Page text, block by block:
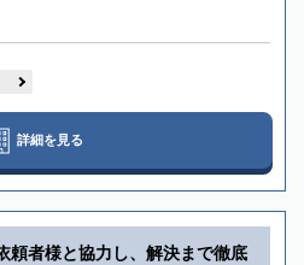
詳細を見る
頼者様と協力し、解決まで徹底